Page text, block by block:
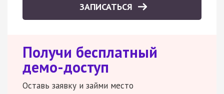
ЗАПИСАТЬСЯ
Получи бесплатный
демо-доступ
Оставь заявку и займи место